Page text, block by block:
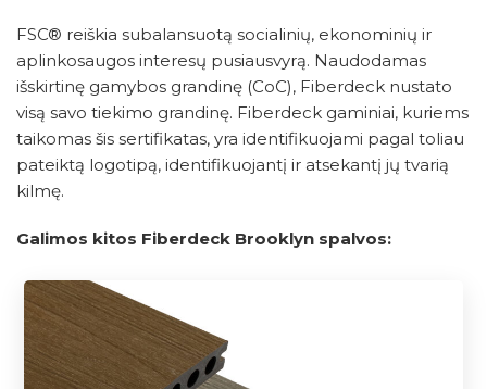
FSC® reiškia subalansuotą socialinių, ekonominių ir
aplinkosaugos interesų pusiausvyrą. Naudodamas
išskirtinę gamybos grandinę (CoC), Fiberdeck nustato
visą savo tiekimo grandinę. Fiberdeck gaminiai, kuriems
taikomas šis sertifikatas, yra identifikuojami pagal toliau
pateiktą logotipą, identifikuojantį ir atsekantį jų tvarią
kilmę.
Galimos kitos Fiberdeck Brooklyn spalvos: